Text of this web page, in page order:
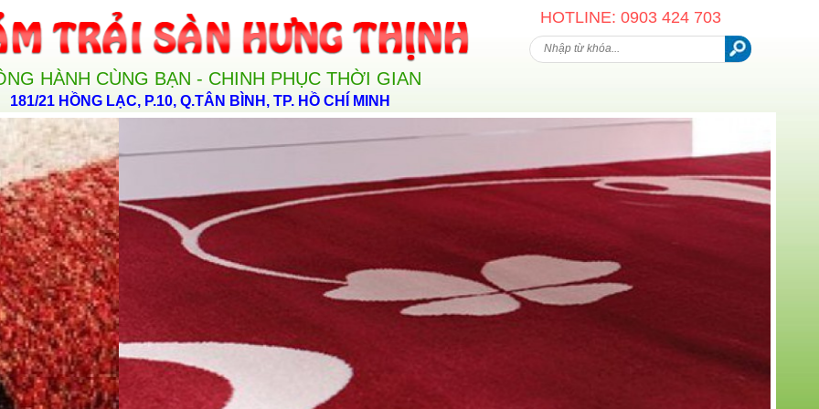
HÀNH CÙNG BẠN - CHINH PHỤC THỜI GIAN
181/21 HỒNG LẠC, P.10, Q.TÂN BÌNH, TP. HỒ CHÍ MINH
HOTLINE: 0903 424 703